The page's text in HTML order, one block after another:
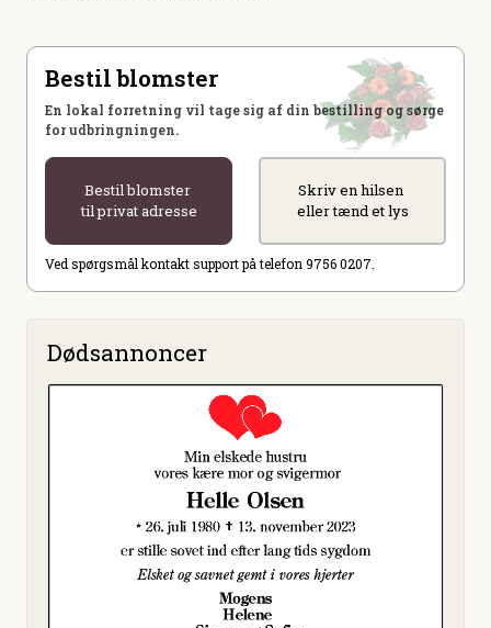
Bestil blomster
En lokal forretning vil tage sig af din bestilling og sørge
for udbringningen.
Bestil blomster
til privat adresse
Skriv en hilsen
eller tænd et lys
Ved spørgsmål kontakt support på telefon 9756 0207.
Dødsannoncer